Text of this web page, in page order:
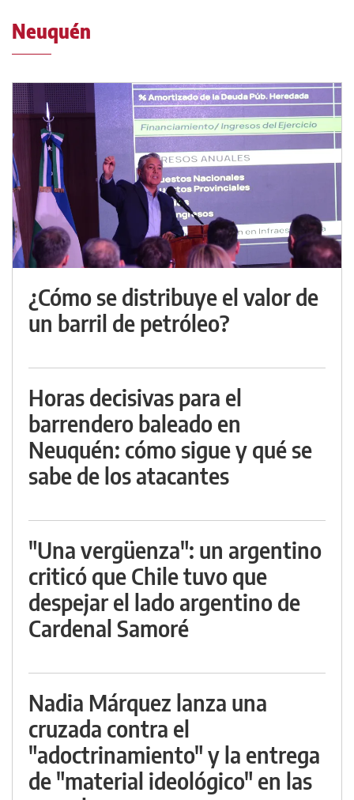
Neuquén
¿Cómo se distribuye el valor de
un barril de petróleo?
Horas decisivas para el
barrendero baleado en
Neuquén: cómo sigue y qué se
sabe de los atacantes
"Una vergüenza": un argentino
criticó que Chile tuvo que
despejar el lado argentino de
Cardenal Samoré
Nadia Márquez lanza una
cruzada contra el
"adoctrinamiento" y la entrega
de "material ideológico" en las